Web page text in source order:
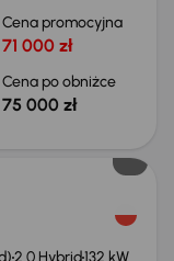
Cena promocyjna
71 000 zł
Cena po obniżce
75 000 zł
2.0 Hybrid132 kW